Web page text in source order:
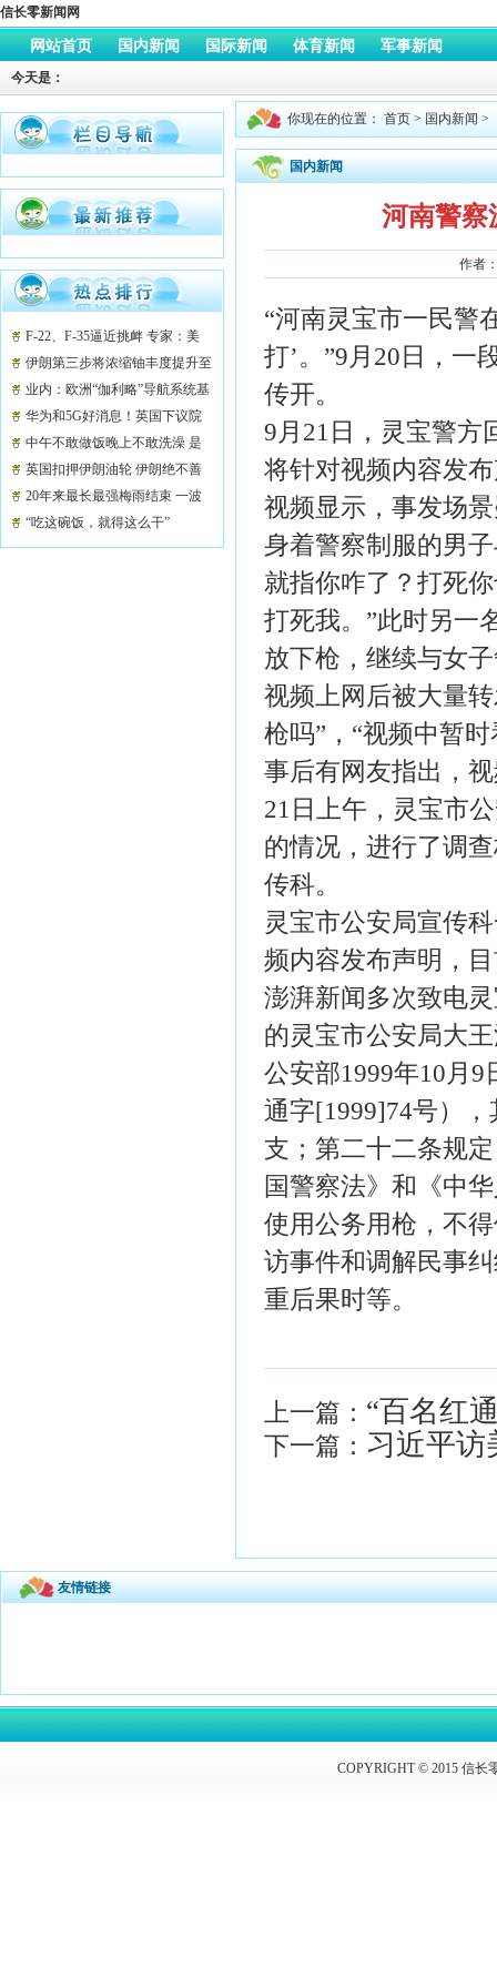
信长零新闻网
网站首页 国内新闻 国际新闻 体育新闻 军事新闻
今天是：
F-22、F-35逼近挑衅 专家：美
对伊朗作战计划能堆满整屋
伊朗第三步将浓缩铀丰度提升至
20％？特朗普此前威胁“小心点”
业内：欧洲“伽利略”导航系统基
本瘫痪 对市场信心冲击很大
华为和5G好消息！英国下议院
委员会：没有技术理由“禁华为”
中午不敢做饭晚上不敢洗澡 是
什么原因让业主发愁？
英国扣押伊朗油轮 伊朗绝不善
罢甘休 出“软拳头”放大招反制
20年来最长最强梅雨结束 一波
高温来袭
“吃这碗饭，就得这么干”
你现在的位置： 首页 > 国内新闻 >
国内新闻
河南警察
作者
“河南灵宝市一民警
打’。”9月20日，一
传开。
9月21日，灵宝警方
将针对视频内容发
视频显示，事发场
身着警察制服的男
就指你咋了？打死
打死我。”此时另一
放下枪，继续与女
视频上网后被大量
枪吗”，“视频中暂
事后有网友指出，
21日上午，灵宝市
的情况，进行了调
传科。
灵宝市公安局宣传
频内容发布声明，
澎湃新闻多次致电
的灵宝市公安局大
公安部1999年10月
通字[1999]74号）
支；第二十二条规
国警察法》和《中
使用公务用枪，不
访事件和调解民事
重后果时等。
上一篇： “百名红
下一篇： 习近平访
友情链接
COPYRIGHT © 2015 信长